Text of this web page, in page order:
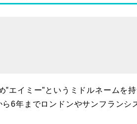
エイミー”というミドルネームを
6年までロンドンやサンフランシ